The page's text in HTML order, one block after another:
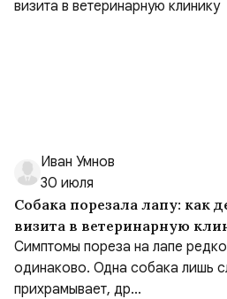
Иван Умнов
30 июля
Собака порезала лапу: как
визита в ветеринарную
Симптомы пореза на лапе
одинаково. Одна собака лишь
прихрамывает, др...